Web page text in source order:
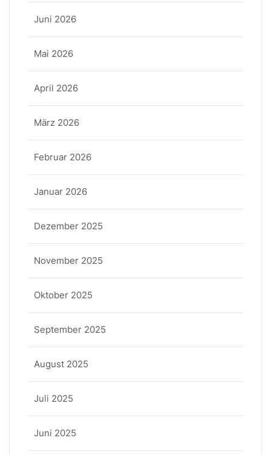
Juni 2026
Mai 2026
April 2026
März 2026
Februar 2026
Januar 2026
Dezember 2025
November 2025
Oktober 2025
September 2025
August 2025
Juli 2025
Juni 2025